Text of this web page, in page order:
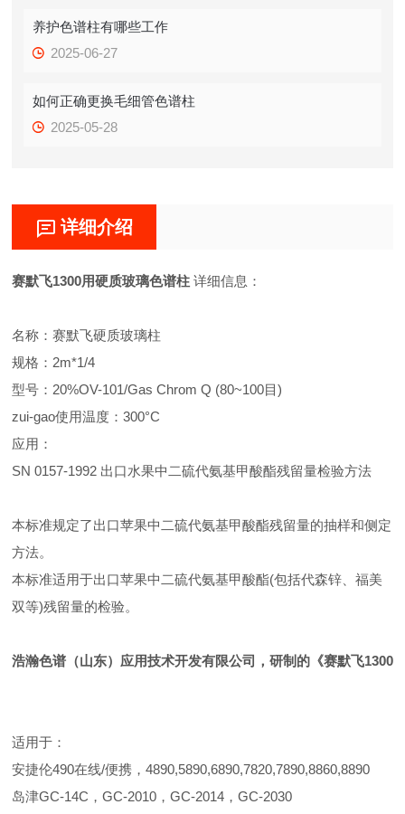
养护色谱柱有哪些工作
2025-06-27
如何正确更换毛细管色谱柱
2025-05-28
详细介绍
赛默飞1300用硬质玻璃色谱柱 详细信息：
名称：赛默飞硬质玻璃柱
规格：2m*1/4
型号：20%OV-101/Gas Chrom Q (80~100目)
zui-gao使用温度：300°C
应用：
SN 0157-1992 出口水果中二硫代氨基甲酸酯残留量检验方法
本标准规定了出口苹果中二硫代氨基甲酸酯残留量的抽样和侧定
方法。
本标准适用于出口苹果中二硫代氨基甲酸酯(包括代森锌、福美
双等)残留量的检验。
浩瀚色谱（山东）应用技术开发有限公司，研制的《赛默飞1300
适用于：
安捷伦490在线/便携，4890,5890,6890,7820,7890,8860,8890
岛津GC-14C，GC-2010，GC-2014，GC-2030